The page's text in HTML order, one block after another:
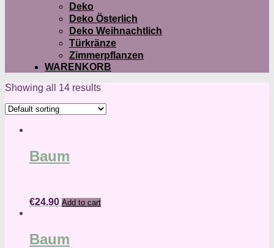
Deko
Deko Österlich
Deko Weihnachtlich
Türkränze
Zimmerpflanzen
WARENKORB
Showing all 14 results
Baum
€24.90 Add to cart
Baum